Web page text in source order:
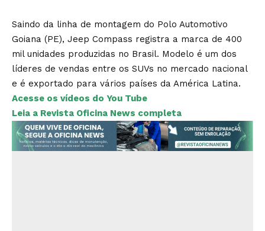
Saindo da linha de montagem do Polo Automotivo
Goiana (PE), Jeep Compass registra a marca de 400
mil unidades produzidas no Brasil. Modelo é um dos
líderes de vendas entre os SUVs no mercado nacional
e é exportado para vários países da América Latina.
Acesse os vídeos do You Tube
Leia a Revista Oficina News completa